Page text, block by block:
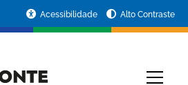
Acessibilidade Alto Contraste